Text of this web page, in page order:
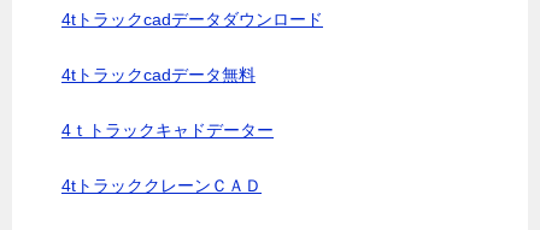
4tトラックcadデータダウンロード
4tトラックcadデータ無料
4ｔトラックキャドデーター
4tトラッククレーンＣＡＤ